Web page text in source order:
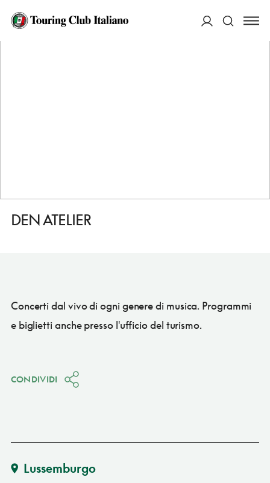
HOME
DEN ATELIER
Concerti dal vivo di ogni genere di musica. Programmi
e biglietti anche presso l'ufficio del turismo.
CONDIVIDI
Lussemburgo